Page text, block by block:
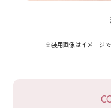
※装用画像はイメージで